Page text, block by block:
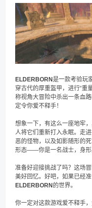
ELDERBORN是一款考验玩
穿古代的厚重盔甲，进行“重
称视角大冒险中杀出一条血
定令你爱不释手！
想象一下，有这么一座地牢
人将它们重新打入永眠。走
恶的怪物，以及如影随形的
形态——你是一名战士，身形
准备好迎接挑战了吗？这场
美好回忆。好吧，如果已经
ELDERBORN 的世界。
你一定对这款游戏爱不释手，